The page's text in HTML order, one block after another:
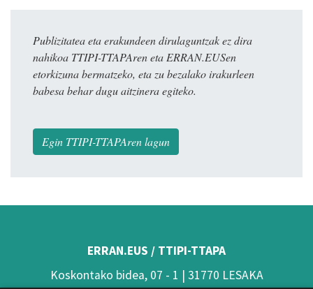
Publizitatea eta erakundeen dirulaguntzak ez dira
nahikoa TTIPI-TTAPAren eta ERRAN.EUSen
etorkizuna bermatzeko, eta zu bezalako irakurleen
babesa behar dugu aitzinera egiteko.
Egin TTIPI-TTAPAren lagun
ERRAN.EUS / TTIPI-TTAPA
Koskontako bidea, 07 - 1 | 31770 LESAKA